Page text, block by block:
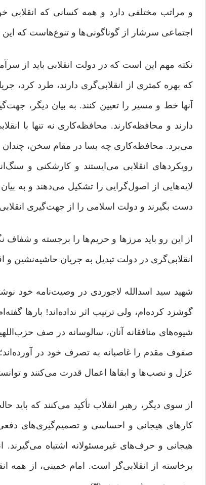
و مراتب مختلفی دارد و همه کسانی‌ که
اجتماعی سرشار از گوناگونی‌ها و تنوع‌هاست که
نکته مهم این است که در دولت انقلابی باید از
که بهره کمتری از انقلابی‌گری دارند، طرد کرد،
آنها خط و مسیر را تعیین کنند. به‌ بیان ‌دیگر،
دارند و محافظه‌کارند. محافظه‌کاری نه تنها با
می‌برد. محافظه‌کاری چه‌ بسا در مقام سخن، چندان
رویکردهای انقلابی می‌ایستند و کارشکنی و
لایه‌هایی از اصول‌گرایی را تشکیل می‌دهند و به
دست بگیرند و دولت اسلامی را از جهت‌گیری
از این ‌رو باید مرزها و حریم‌ها را برجسته و
انقلابی‌گری در دولت تبدیل به جریان حاشیه‌نشین و
شهید سید اسدالله لاجوردی در وصیت‌نامه خود
گوشزد کرده‌ام، ولی ترتیب اثر نداده‌اند! بارها
شیوه‌های منافقانه آنان، سالوسانه در صف
صفوف مقدم را غاصبانه به تصرف خود در
عزل و نصب‌ها و ابقاها اعمال قدرت می‌کنند و
از سوی دیگر، رهبر انقلاب تأکید می‌کنند که
کارهای هیجانی و احساسی و تصمیم‌گیری‌های
هیجانی و حرف‌های غیرمسئولانه اشتباه
برخاسته از انقلابی‌گر است. امام خمینی، از همه